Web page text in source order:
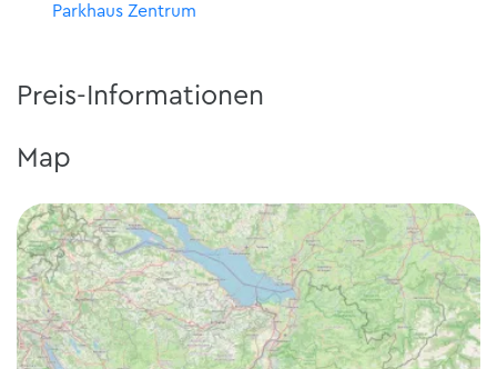
Parkhaus Zentrum
Preis-Informationen
Map